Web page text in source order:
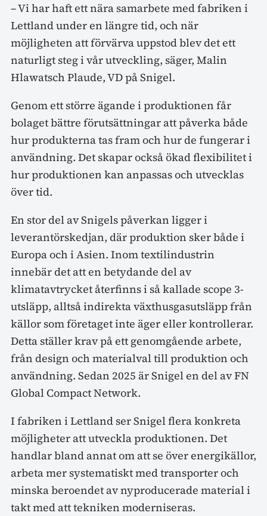
– Vi har haft ett nära samarbete med fabriken i
Lettland under en längre tid, och när
möjligheten att förvärva uppstod blev det ett
naturligt steg i vår utveckling, säger, Malin
Hlawatsch Plaude, VD på Snigel.
Genom ett större ägande i produktionen får
bolaget bättre förutsättningar att påverka både
hur produkterna tas fram och hur de fungerar i
användning. Det skapar också ökad flexibilitet i
hur produktionen kan anpassas och utvecklas
över tid.
En stor del av Snigels påverkan ligger i
leverantörskedjan, där produktion sker både i
Europa och i Asien. Inom textilindustrin
innebär det att en betydande del av
klimatavtrycket återfinns i så kallade scope 3-
utsläpp, alltså indirekta växthusgasutsläpp från
källor som företaget inte äger eller kontrollerar.
Detta ställer krav på ett genomgående arbete,
från design och materialval till produktion och
användning. Sedan 2025 är Snigel en del av FN
Global Compact Network.
I fabriken i Lettland ser Snigel flera konkreta
möjligheter att utveckla produktionen. Det
handlar bland annat om att se över energikällor,
arbeta mer systematiskt med transporter och
minska beroendet av nyproducerade material i
takt med att tekniken moderniseras.